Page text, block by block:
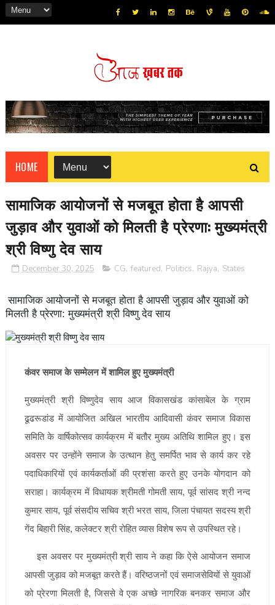
HOME
सामाजिक आयोजनों से मजबूत होता है आपसी
जुड़ाव और युवाओं को मिलती है प्रेरणा: मुख्यमंत्री
श्री विष्णु देव साय
December 30, 2025 CG, featured, Politics, Rajya, States
सामाजिक आयोजनों से मजबूत होता है आपसी जुड़ाव और युवाओं को
मिलती है प्रेरणा: मुख्यमंत्री श्री विष्णु देव साय
कंवर समाज के सम्मेलन में शामिल हुए मुख्यमंत्री
मुख्यमंत्री श्री विष्णुदेव साय आज विकासखंड कांसाबेल के ग्राम
ढूढरूडांड में आयोजित अखिल भारतीय आदिवासी कंवर समाज विकास
समिति के वार्षिकोत्सव कार्यक्रम में बतौर मुख्य अतिथि शामिल हुए। इस
अवसर पर उन्होंने समाज के उत्थान हेतु समर्पित भाव से कार्य कर रहे
पदाधिकारियों एवं कार्यकर्ताओं की प्रशंसा करते हुए उनके योगदान को
सराहा। कार्यक्रम में विधायक श्रीमती गोमती साय, पूर्व सांसद श्री नन्द
कुमार साय, पूर्व संसदीय सचिव श्री भरत साय, जिला पंचायत सदस्य श्री
गेंद बिहारी सिंह, कलेक्टर श्री रोहित व्यास विशेष रूप से उपस्थित रहे।
इस अवसर पर मुख्यमंत्री श्री साय ने कहा कि ऐसे आयोजन समाज
आपसी जुड़ाव को मजबूत करते हैं। वरिष्ठजनों एवं समाजसेवियों से युवाओं
को प्रेरणा मिलती है, जिससे वे एक अच्छे नागरिक बनकर समाज और